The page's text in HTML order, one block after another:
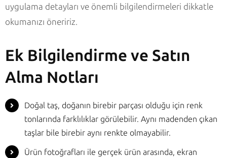
uygulama detayları ve önemli bilgilendirmeleri dikkatle
okumanızı öneririz.
Ek Bilgilendirme ve Satın
Alma Notları
Doğal taş, doğanın birebir parçası olduğu için renk
tonlarında farklılıklar görülebilir. Aynı madenden çıkan
taşlar bile birebir aynı renkte olmayabilir.
Ürün fotoğrafları ile gerçek ürün arasında, ekran